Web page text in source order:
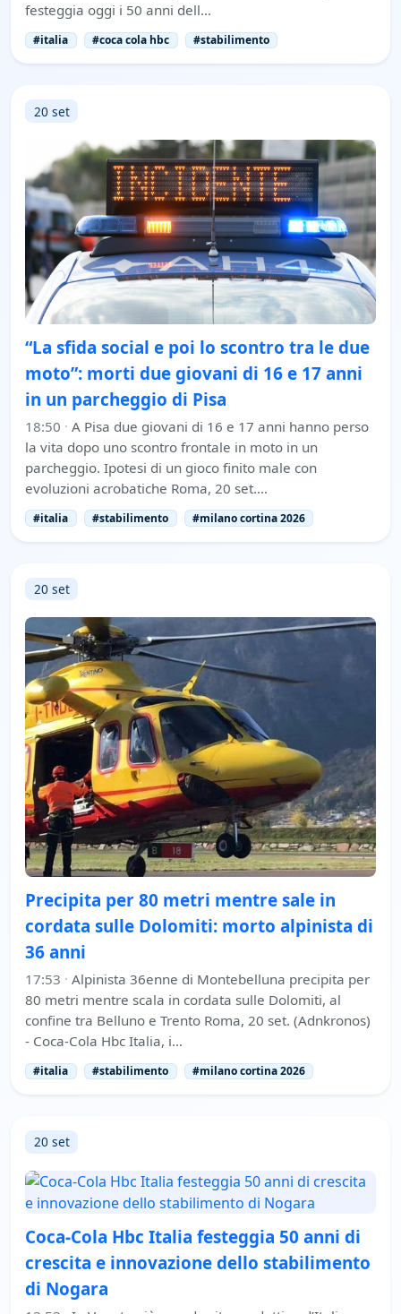
festeggia oggi i 50 anni dell…
#italia #coca cola hbc #stabilimento
20 set
“La sfida social e poi lo scontro tra le due
moto”: morti due giovani di 16 e 17 anni
in un parcheggio di Pisa
18:50 · A Pisa due giovani di 16 e 17 anni hanno perso
la vita dopo uno scontro frontale in moto in un
parcheggio. Ipotesi di un gioco finito male con
evoluzioni acrobatiche Roma, 20 set.…
#italia #stabilimento #milano cortina 2026
20 set
Precipita per 80 metri mentre sale in
cordata sulle Dolomiti: morto alpinista di
36 anni
17:53 · Alpinista 36enne di Montebelluna precipita per
80 metri mentre scala in cordata sulle Dolomiti, al
confine tra Belluno e Trento Roma, 20 set. (Adnkronos)
- Coca-Cola Hbc Italia, i…
#italia #stabilimento #milano cortina 2026
20 set
Coca-Cola Hbc Italia festeggia 50 anni di
crescita e innovazione dello stabilimento
di Nogara